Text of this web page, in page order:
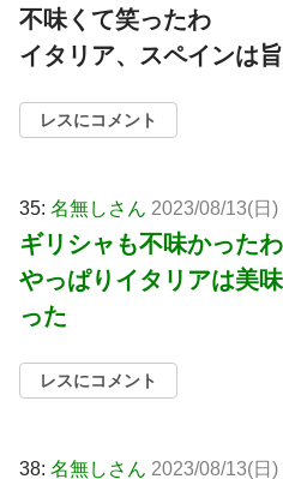
不味くて笑ったわ
イタリア、スペインは
レスにコメント
35: 名無しさん 2023/08/13(日
ギリシャも不味かったわ
やっぱりイタリアは美
った
レスにコメント
38: 名無しさん 2023/08/13(日